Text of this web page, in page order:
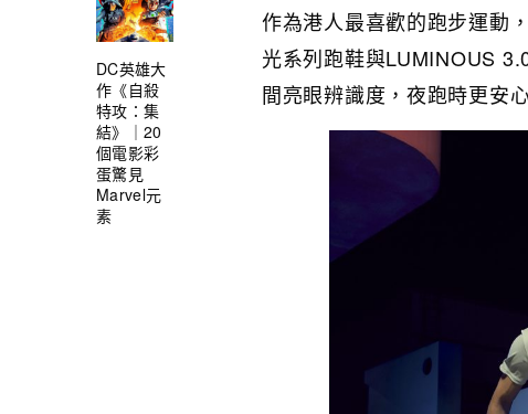
DC英雄大
作《自殺
特攻：集
結》｜20
個電影彩
蛋驚見
Marvel元
素
作為港人最喜歡的跑步運動
光系列跑鞋與LUMINOUS
間亮眼辨識度，夜跑時更安